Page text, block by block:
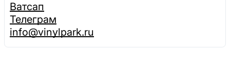
Ватсап
Телеграм
info@vinylpark.ru